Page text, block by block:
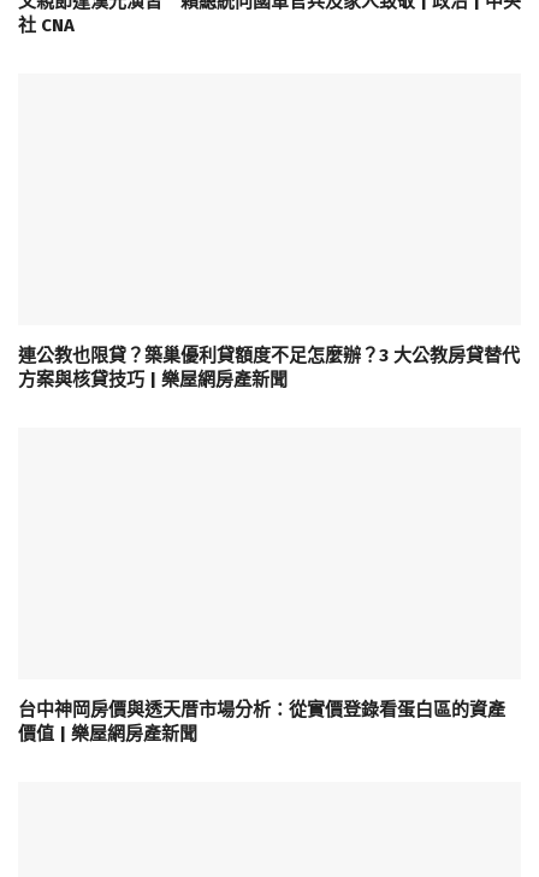
社 CNA
連公教也限貸？築巢優利貸額度不足怎麼辦？3 大公教房貸替代
方案與核貸技巧 | 樂屋網房產新聞
台中神岡房價與透天厝市場分析：從實價登錄看蛋白區的資產
價值 | 樂屋網房產新聞